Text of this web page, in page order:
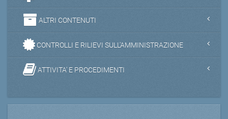
ALTRI CONTENUTI
CONTROLLI E RILIEVI SULL'AMMINISTRAZIONE
ATTIVITA' E PROCEDIMENTI